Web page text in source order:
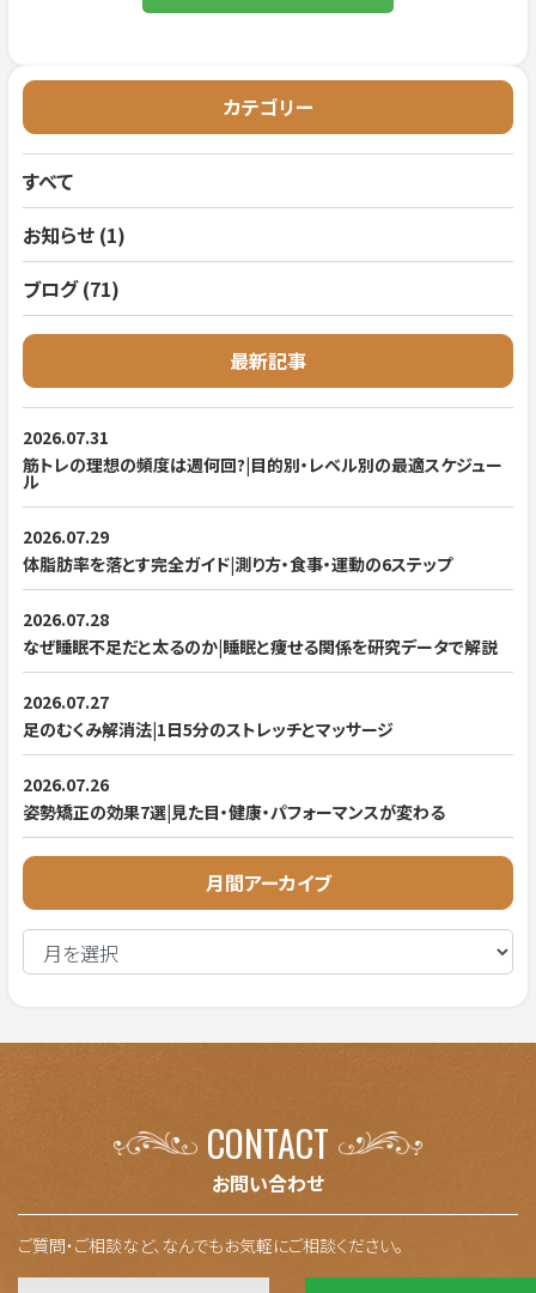
カテゴリー
すべて
お知らせ (1)
ブログ (71)
最新記事
2026.07.31
筋トレの理想の頻度は週何回?|目的別・レベル別の最適スケジュー
ル
2026.07.29
体脂肪率を落とす完全ガイド|測り方・食事・運動の6ステップ
2026.07.28
なぜ睡眠不足だと太るのか|睡眠と痩せる関係を研究データで解説
2026.07.27
足のむくみ解消法|1日5分のストレッチとマッサージ
2026.07.26
姿勢矯正の効果7選|見た目・健康・パフォーマンスが変わる
月間アーカイブ
CONTACT
お問い合わせ
ご質問・ご相談など、なんでもお気軽にご相談ください。